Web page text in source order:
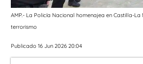
AMP.- La Policía Nacional homenajea en Castilla-La
terrorismo
Publicado 16 Jun 2026 20:04